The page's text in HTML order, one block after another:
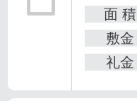
面 積
敷金
礼金